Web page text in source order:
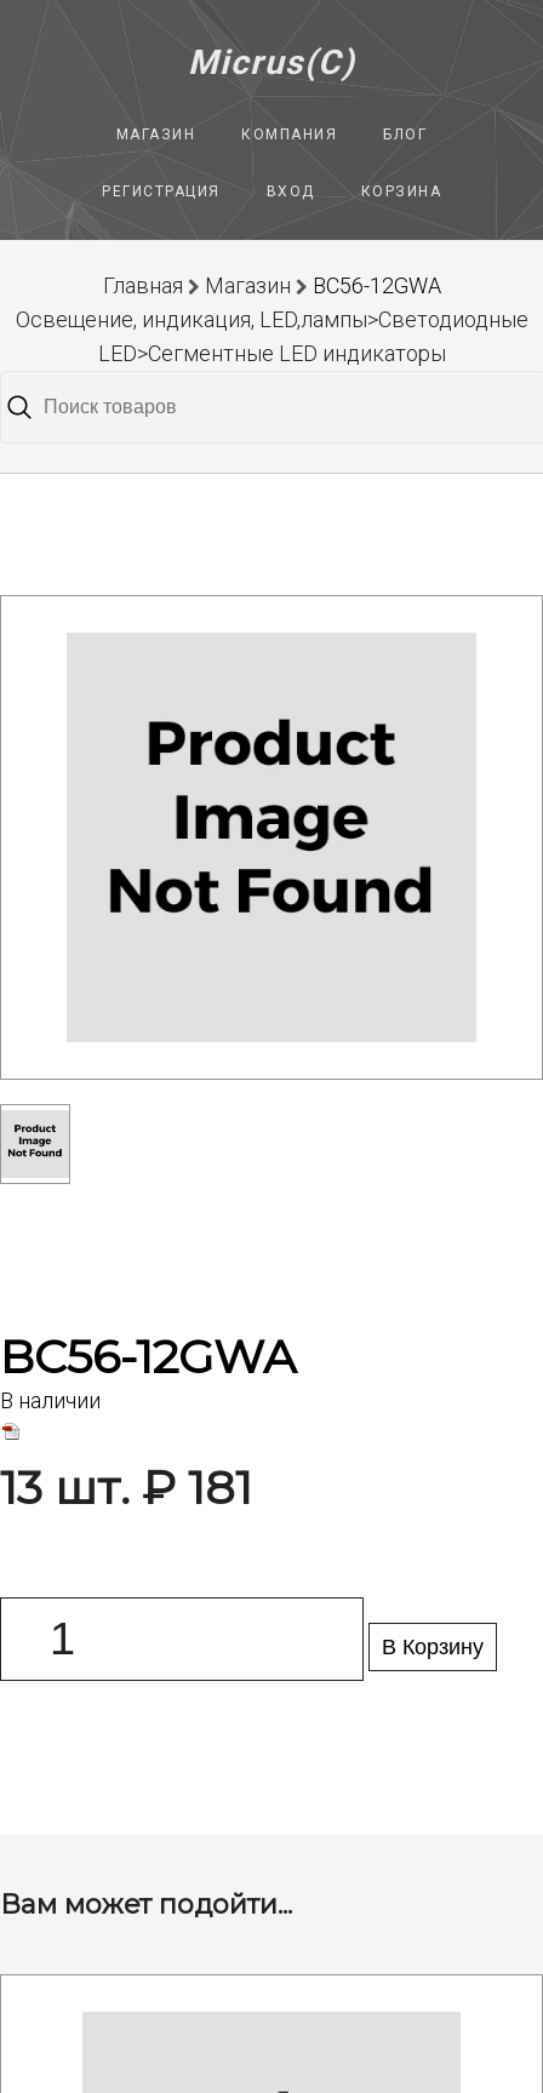
Micrus(C)
МАГАЗИН КОМПАНИЯ БЛОГ
РЕГИСТРАЦИЯ ВХОД КОРЗИНА
Главная Магазин
BC56-12GWA
Освещение, индикация, LED,лампы>Светодиодные
LED>Сегментные LED индикаторы
BC56-12GWA
В наличии
13 шт. ₽ 181
В Корзину
Вам может подойти...